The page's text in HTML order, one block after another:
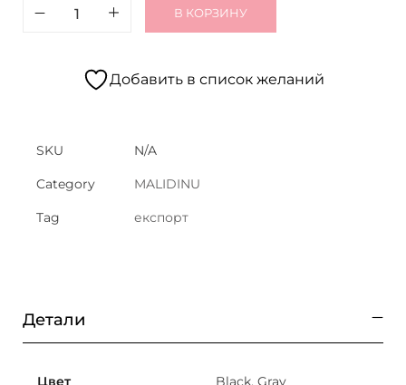
В КОРЗИНУ
Добавить в список желаний
SKU N/A
Category MALIDINU
Tag експорт
Детали
Цвет Black, Gray